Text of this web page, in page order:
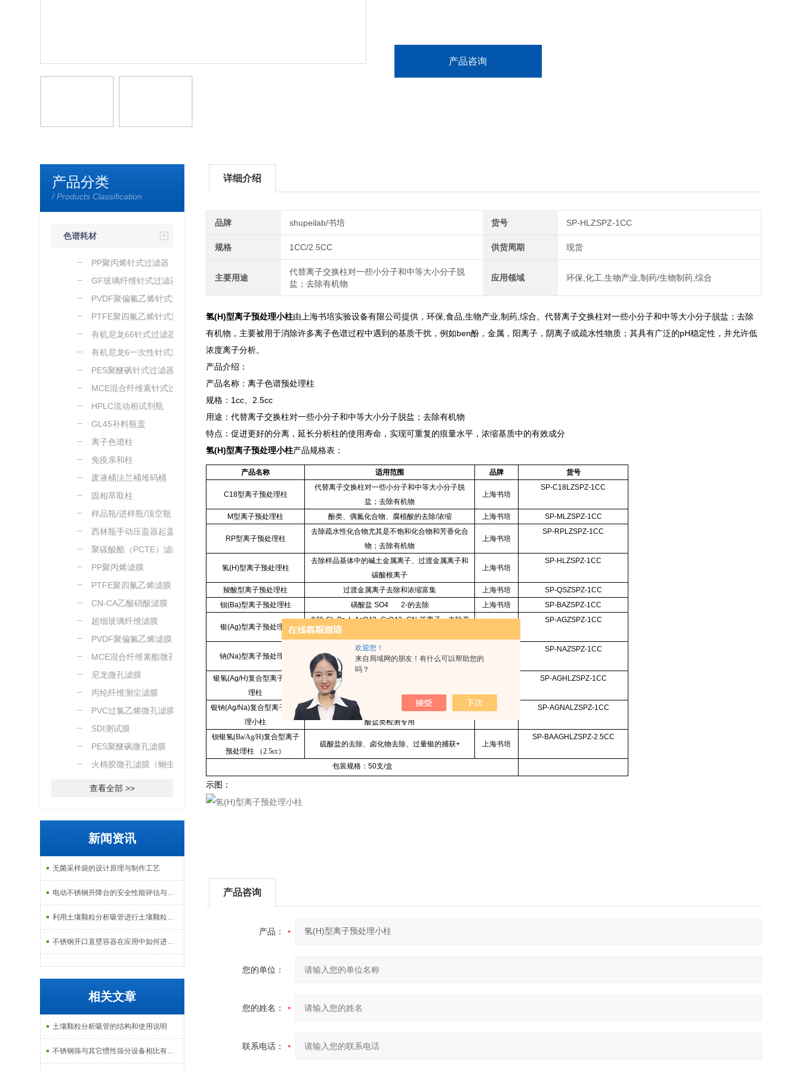
欢迎您！
来自局域网的朋友！有什么可以帮助您的
吗？
产品咨询
产品分类
/ Products Classification
色谱耗材
PP聚丙烯针式过滤器
GF玻璃纤维针式过滤器
PVDF聚偏氟乙烯针式过
滤器
PTFE聚四氟乙烯针式滤
器
有机尼龙66针式过滤器
有机尼龙6一次性针式滤
器
PES聚醚砜针式过滤器
MCE混合纤维素针式过滤
器
HPLC流动相试剂瓶
GL45补料瓶盖
离子色谱柱
免疫亲和柱
废液桶法兰桶堆码桶
固相萃取柱
样品瓶/进样瓶/顶空瓶
西林瓶手动压盖器起盖器
聚碳酸酯（PCTE）滤膜
PP聚丙烯滤膜
PTFE聚四氟乙烯滤膜
CN-CA乙酸硝酸滤膜
超细玻璃纤维滤膜
PVDF聚偏氟乙烯滤膜
MCE混合纤维素酯微孔滤
膜
尼龙微孔滤膜
丙纶纤维测尘滤膜
PVC过氯乙烯微孔滤膜
SDI测试膜
PES聚醚砜微孔滤膜
火棉胶微孔滤膜（蛔虫卵
测定）
查看全部 >>
新闻资讯
无菌采样袋的设计原理与制作工艺
电动不锈钢升降台的安全性能评估与控制
利用土壤颗粒分析吸管进行土壤颗粒定量分析的研究
不锈钢开口直壁容器在应用中如何进行维护和保养？
相关文章
土壤颗粒分析吸管的结构和使用说明
不锈钢筛与其它惯性筛分设备相比有以下优点
详细介绍
品牌 shupeilab/书培 货号 SP-HLZSPZ-1CC
规格 1CC/2.5CC 供货周期 现货
主要用途
代替离子交换柱对一些小分子和中等大小分子脱
盐；去除有机物
应用领域 环保,化工,生物产业,制药/生物制药,综合
氢(H)型离子预处理小柱由上海书培实验设备有限公司提供，环保,食品,生物产业,制药,综合。代替离子交换柱对一些小分子和中等大小分子脱盐；去除
有机物，主要被用于消除许多离子色谱过程中遇到的基质干扰，例如ben酚，金属，阳离子，阴离子或疏水性物质；其具有广泛的pH稳定性，并允许低
浓度离子分析。
产品介绍：
产品名称：离子色谱预处理柱
规格：1cc、2.5cc
用途：代替离子交换柱对一些小分子和中等大小分子脱盐；去除有机物
特点：促进更好的分离，延长分析柱的使用寿命，实现可重复的痕量水平，浓缩基质中的有效成分
氢(H)型离子预处理小柱产品规格表：
产品名称 适用范围 品牌 货号
C18型离子预处理柱
代替离子交换柱对一些小分子和中等大小分子脱
盐；去除有机物
上海书培
SP-C18LZSPZ-1CC
M型离子预处理柱 酚类、偶氮化合物、腐植酸的去除/浓缩 上海书培 SP-MLZSPZ-1CC
RP型离子预处理柱
去除疏水性化合物尤其是不饱和化合物和芳香化合
物；去除有机物
上海书培
SP-RPLZSPZ-1CC
氢(H)型离子预处理柱
去除样品基体中的碱土金属离子、过渡金属离子和
碳酸根离子
上海书培
SP-HLZSPZ-1CC
羧酸型离子预处理柱 过渡金属离子去除和浓缩富集 上海书培
SP-QSZSPZ-1CC
钡(Ba)型离子预处理柱
磺酸盐 SO4 2-的去除 上海书培 SP-BAZSPZ-1CC
银(Ag)型离子预处理柱
去除 Cl-,Br-,I-,AsO43-,CrO42-,CN-等离子，去除高
SP-AGZSPZ-1CC
钠(Na)型离子预处理柱
去除样品基体中的碱土金属离子、过渡金属离子，
去除重金属
上海书培
SP-NAZSPZ-1CC
银氢(Ag/H)复合型离子预处
理柱
功能相当于Ag柱H柱串联使用，去除高氯
SP-AGHLZSPZ-1CC
银钠(Ag/Na)复合型离子预处
理小柱
功能相当于Ag柱和Na柱串联使用，去除高氯，硝
酸盐类检测专用
SP-AGNALZSPZ-1CC
钡银氢(Ba/Ag/H)复合型离子
预处理柱 （2.5cc）
硫酸盐的去除、卤化物去除、过量银的捕获+ 上海书培
SP-BAAGHLZSPZ-2.5CC
包装规格：50支/盒
示图：
产品咨询
产品：
您的单位：
您的姓名：
联系电话：